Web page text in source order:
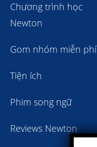
Chương trình học
Newton
Gom nhóm miễn phí
Tiện ích
Phim song ngữ
Reviews Newton